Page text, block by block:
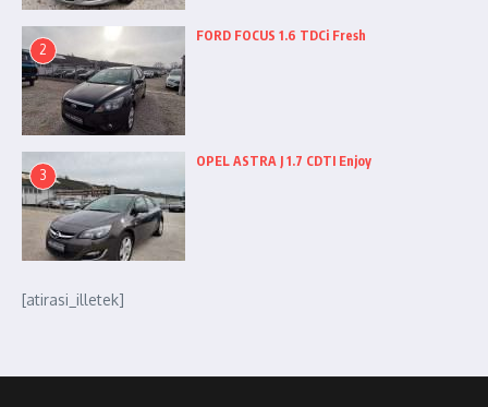
2
FORD FOCUS 1.6 TDCi Fresh
3
OPEL ASTRA J 1.7 CDTI Enjoy
[atirasi_illetek]